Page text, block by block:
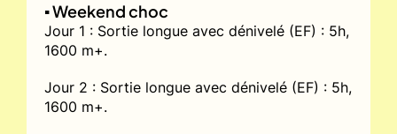
▪️ Weekend choc
Jour 1 : Sortie longue avec dénivelé (EF) : 5h,
1600 m+.
Jour 2 : Sortie longue avec dénivelé (EF) : 5h,
1600 m+.